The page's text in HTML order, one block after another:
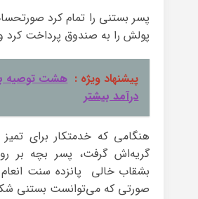
پسر بستنی را تمام کرد
پولش را به صندوق پرداخت کرد
پیشنهاد ویژه : هشت توصیه
درآمد بیشتر
هنگامی که خدمتکار برای
گریه‌اش گرفت، پسر بچه بر
بشقاب خالی پانزده سنت
صورتی که می‌توانست بستنی